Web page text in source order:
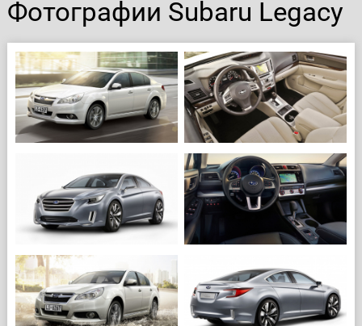
Фотографии Subaru Legacy